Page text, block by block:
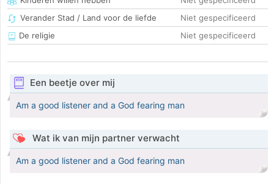
Verander Stad / Land voor de liefde
Niet gespecificeerd
De religie
Niet gespecificeerd
Een beetje over mij
Am a good listener and a God fearing man
Wat ik van mijn partner verwacht
Am a good listener and a God fearing man